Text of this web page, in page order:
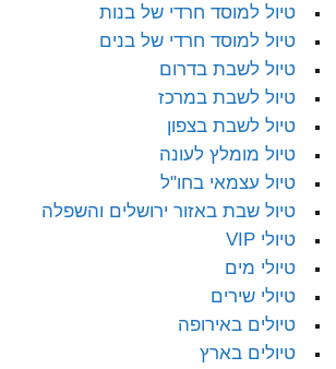
טיול למוסד חרדי של בנות
טיול למוסד חרדי של בנים
טיול לשבת בדרום
טיול לשבת במרכז
טיול לשבת בצפון
טיול מומלץ לעונה
טיול עצמאי בחו"ל
טיול שבת באזור ירושלים והשפלה
טיולי VIP
טיולי מים
טיולי שירים
טיולים באירופה
טיולים בארץ